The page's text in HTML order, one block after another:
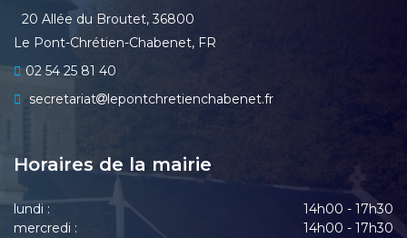
20 Allée du Broutet, 36800
Le Pont-Chrétien-Chabenet, FR
02 54 25 81 40
secretariat
lepontchretienchabenet.fr
Horaires de la mairie
lundi :
14h00 - 17h30
mercredi :
14h00 - 17h30